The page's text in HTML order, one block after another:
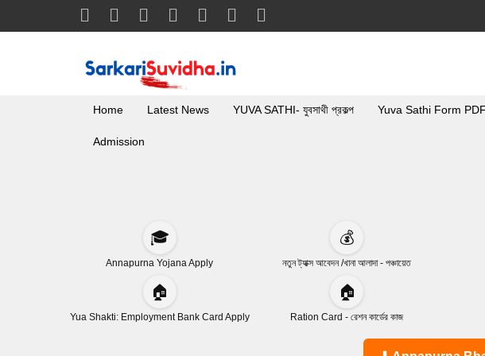
Home Latest News YUVA SATHI- যুবসাথী প্রকল্প Yuva Sathi Form PDF
Admission
🎓
Annapurna Yojana Apply
💰
নতুন ট্যাক্স আবেদন /খানা আলাদা - পঞ্চায়েত
🏠
Yua Shakti: Employment Bank Card Apply
🏠
Ration Card - রেশন কার্ডের কাজ